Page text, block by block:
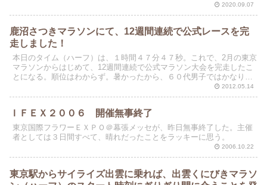
2020.09.07
鹿沼さつきマラソンにて、12週間連続で公式レースを完
走しました！
本日のタイム（ハーフ）は、１時間４７分４７秒。これで、2月の東京
マラソンからはじめて、12週間連続で公式マラソン大会を完走したこ
とになる。順位はわからず。暑かったから、６０代男子ではかなり上
2012.05.14
ＩＦＥＸ２００６ 開催無事終了
東京国際フラワーＥＸＰＯ＠幕張メッセが、昨日無事終了した。主催
者としては３日間すべて、晴れだったことをラッキーに思う。
2006.10.22
東京駅からサイライズ出雲に乗れば、出雲くにびきマラソ